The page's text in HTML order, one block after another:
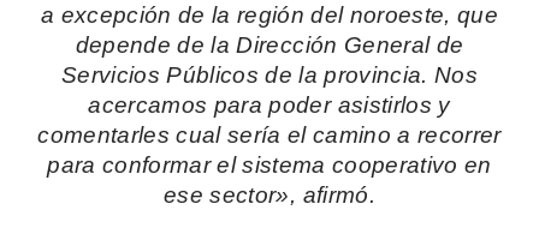
a excepción de la región del noroeste, que
depende de la Dirección General de
Servicios Públicos de la provincia. Nos
acercamos para poder asistirlos y
comentarles cual sería el camino a recorrer
para conformar el sistema cooperativo en
ese sector», afirmó.